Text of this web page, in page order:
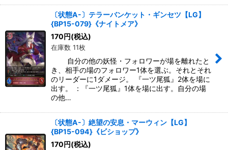
〔状態A-〕テラーバンケット・ギンセツ【LG】
{BP15-079}《ナイトメア》
170円(税込)
在庫数 11枚
自分の他の妖怪・フォロワーが場を離れたと
き、相手の場のフォロワー1体を選ぶ。それとそれ
のリーダーに1ダメージ。 『一ツ尾狐』2体を場に
出す。 ：『一ツ尾狐』1体を場に出す。自分の場
の他…
〔状態A-〕絶望の安息・マーウィン【LG】
{BP15-094}《ビショップ》
170円(税込)